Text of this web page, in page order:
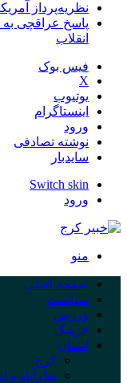
نظریه‌پرداز
پاسخ عراقچی به
انقلاب
فیس بوک
X
یوتیوب
اینستاگرام
ورود
نوشته تصادفی
سایدبار
Switch skin
ورود
منو
صفحه اصلی
سیاست
ورزش
فرهنگ
استان
کرج
نظرآباد و